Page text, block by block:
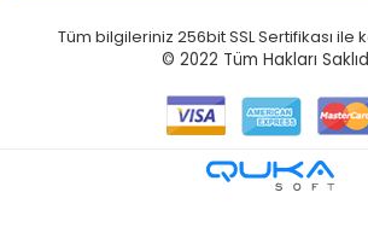
Tüm bilgileriniz 256bit SSL Sertifikası ile
© 2022 Tüm Hakları